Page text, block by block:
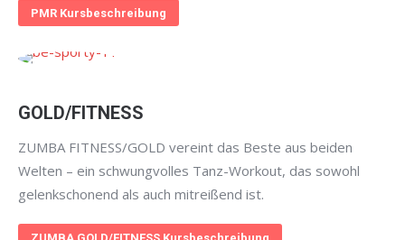
PMR Kursbeschreibung
GOLD/FITNESS
ZUMBA FITNESS/GOLD vereint das Beste aus beiden
Welten – ein schwungvolles Tanz-Workout, das sowohl
gelenkschonend als auch mitreißend ist.